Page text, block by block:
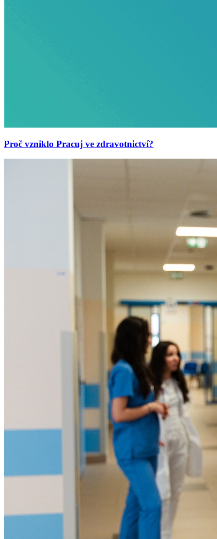
Proč vzniklo Pracuj ve zdravotnictví?